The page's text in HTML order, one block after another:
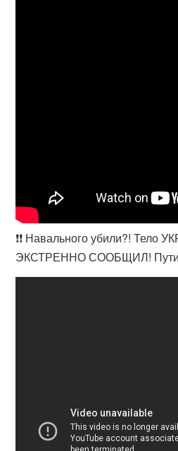
❗️❗️ Навального убили?! Тело
ЭКСТРЕННО СООБЩИЛ!